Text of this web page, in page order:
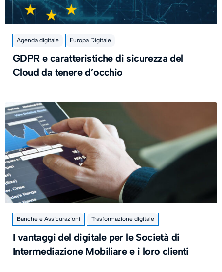
Agenda digitale Europa Digitale
GDPR e caratteristiche di sicurezza del
Cloud da tenere d’occhio
Banche e Assicurazioni Trasformazione digitale
I vantaggi del digitale per le Società di
Intermediazione Mobiliare e i loro clienti